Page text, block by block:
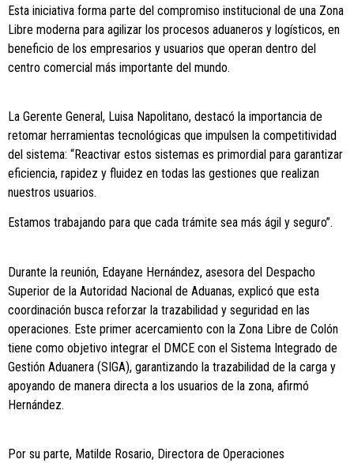
Esta iniciativa forma parte del compromiso institucional de una Zona
Libre moderna para agilizar los procesos aduaneros y logísticos, en
beneficio de los empresarios y usuarios que operan dentro del
centro comercial más importante del mundo.
La Gerente General, Luisa Napolitano, destacó la importancia de
retomar herramientas tecnológicas que impulsen la competitividad
del sistema: “Reactivar estos sistemas es primordial para garantizar
eficiencia, rapidez y fluidez en todas las gestiones que realizan
nuestros usuarios.
Estamos trabajando para que cada trámite sea más ágil y seguro”.
Durante la reunión, Edayane Hernández, asesora del Despacho
Superior de la Autoridad Nacional de Aduanas, explicó que esta
coordinación busca reforzar la trazabilidad y seguridad en las
operaciones. Este primer acercamiento con la Zona Libre de Colón
tiene como objetivo integrar el DMCE con el Sistema Integrado de
Gestión Aduanera (SIGA), garantizando la trazabilidad de la carga y
apoyando de manera directa a los usuarios de la zona, afirmó
Hernández.
Por su parte, Matilde Rosario, Directora de Operaciones